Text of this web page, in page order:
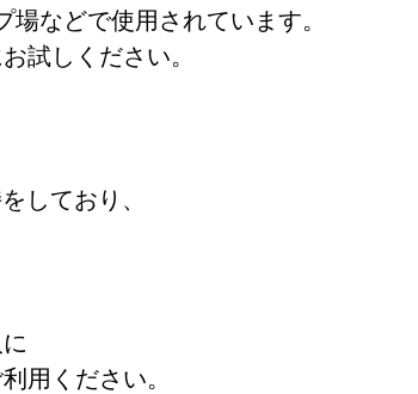
などで使用されています。
試しください。
しており、
用ください。